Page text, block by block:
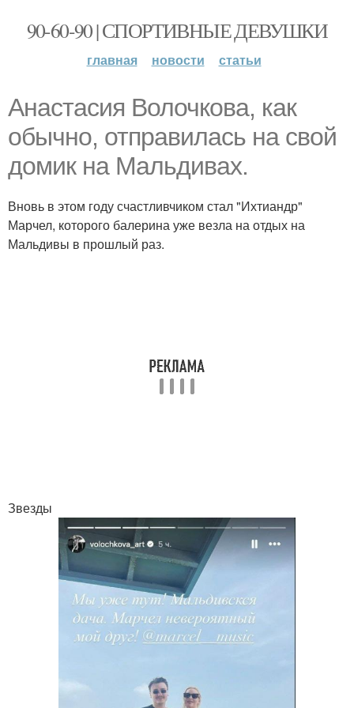
90-60-90 | СПОРТИВНЫЕ ДЕВУШКИ
главная новости статьи
Анастасия Волочкова, как
обычно, отправилась на свой
домик на Мальдивах.
Вновь в этом году счастливчиком стал "Ихтиандр"
Марчел, которого балерина уже везла на отдых на
Мальдивы в прошлый раз.
Звезды